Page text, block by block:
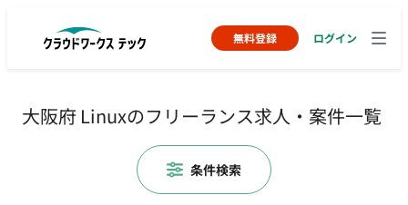
無料登録 ログイン
大阪府 Linuxのフリーランス求人・案件一覧
条件検索